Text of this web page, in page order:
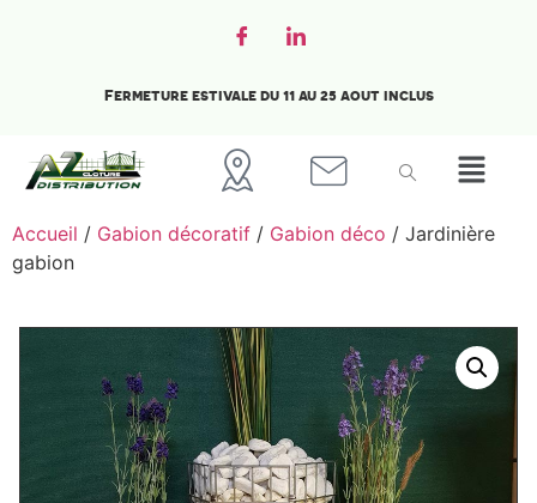
Fermeture estivale du 11 au 25 aout inclus
Accueil / Gabion décoratif / Gabion déco / Jardinière
gabion